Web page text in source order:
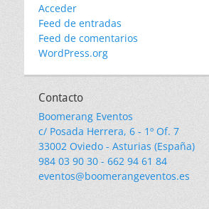
Acceder
Feed de entradas
Feed de comentarios
WordPress.org
Contacto
Boomerang Eventos
c/ Posada Herrera, 6 - 1º Of. 7
33002 Oviedo - Asturias (España)
984 03 90 30 - 662 94 61 84
eventos@boomerangeventos.es